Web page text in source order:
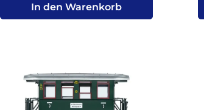
In den Warenkorb